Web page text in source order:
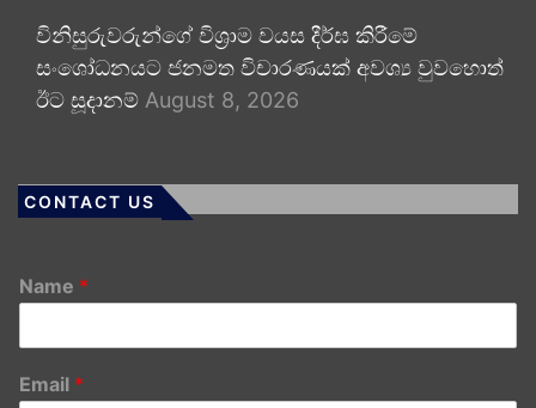
විනිසුරුවරුන්ගේ විශ්‍රාම වයස දීර්ඝ කිරීමේ
සංශෝධනයට ජනමත විචාරණයක් අවශ්‍ය වුවහොත්
ඊට සූදානම් August 8, 2026
CONTACT US
Name *
Email *